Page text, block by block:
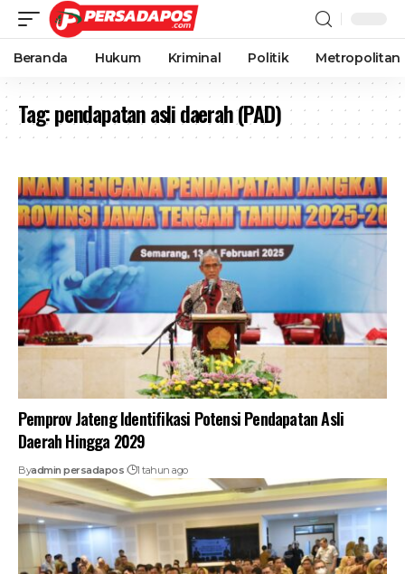
Beranda Hukum Kriminal Politik Metropolitan
Tag:pendapatan asli daerah (PAD)
Pemprov Jateng Identifikasi Potensi Pendapatan Asli
Daerah Hingga 2029
Byadmin persadapos 1 tahun ago